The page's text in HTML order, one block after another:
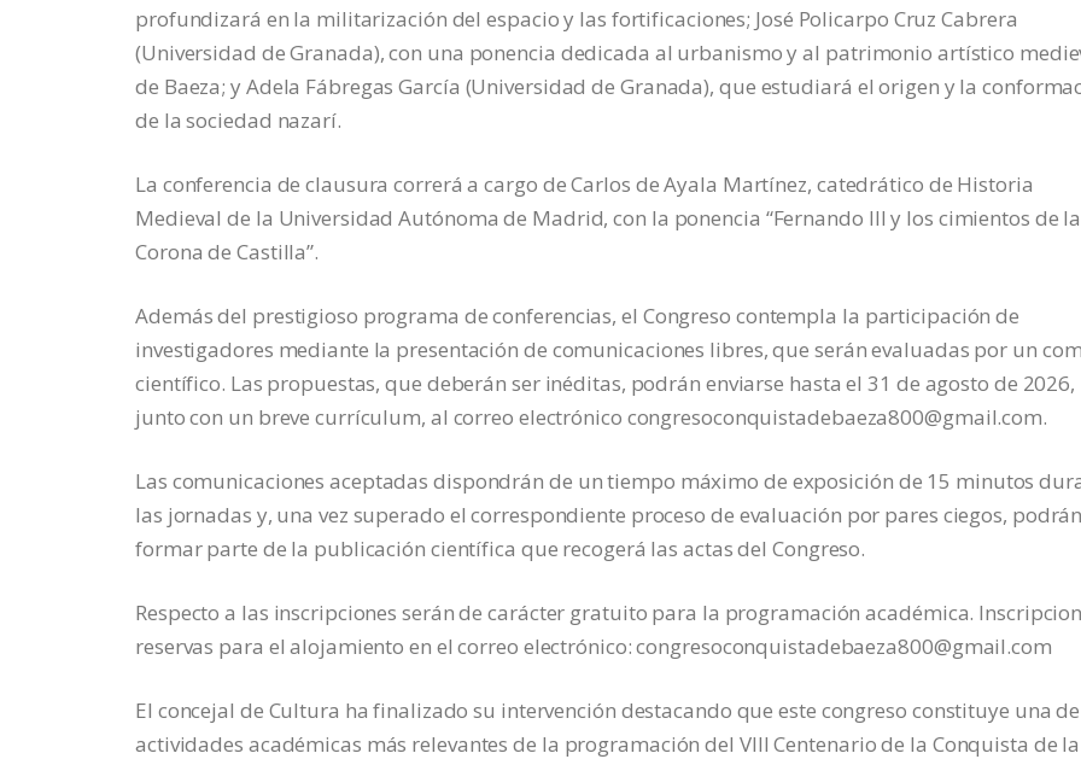
profundizará en la militarización del espacio y las fortificaciones; José Policarpo Cruz Cabrera
(Universidad de Granada), con una ponencia dedicada al urbanismo y al patrimonio artístico
de Baeza; y Adela Fábregas García (Universidad de Granada), que estudiará el origen y la
de la sociedad nazarí.
La conferencia de clausura correrá a cargo de Carlos de Ayala Martínez, catedrático de Historia
Medieval de la Universidad Autónoma de Madrid, con la ponencia “Fernando III y los cimientos de la
Corona de Castilla”.
Además del prestigioso programa de conferencias, el Congreso contempla la participación de
investigadores mediante la presentación de comunicaciones libres, que serán evaluadas por un
científico. Las propuestas, que deberán ser inéditas, podrán enviarse hasta el 31 de agosto de 2026,
junto con un breve currículum, al correo electrónico congresoconquistadebaeza800@gmail.com.
Las comunicaciones aceptadas dispondrán de un tiempo máximo de exposición de 15 minutos
las jornadas y, una vez superado el correspondiente proceso de evaluación por pares ciegos, podrán
formar parte de la publicación científica que recogerá las actas del Congreso.
Respecto a las inscripciones serán de carácter gratuito para la programación académica.
reservas para el alojamiento en el correo electrónico: congresoconquistadebaeza800@gmail.com
El concejal de Cultura ha finalizado su intervención destacando que este congreso constituye una
actividades académicas más relevantes de la programación del VIII Centenario de la Conquista de la